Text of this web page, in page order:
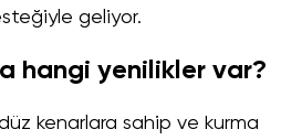
geliyor.
hangi yenilikler var?
kenarlara sahip ve kurma